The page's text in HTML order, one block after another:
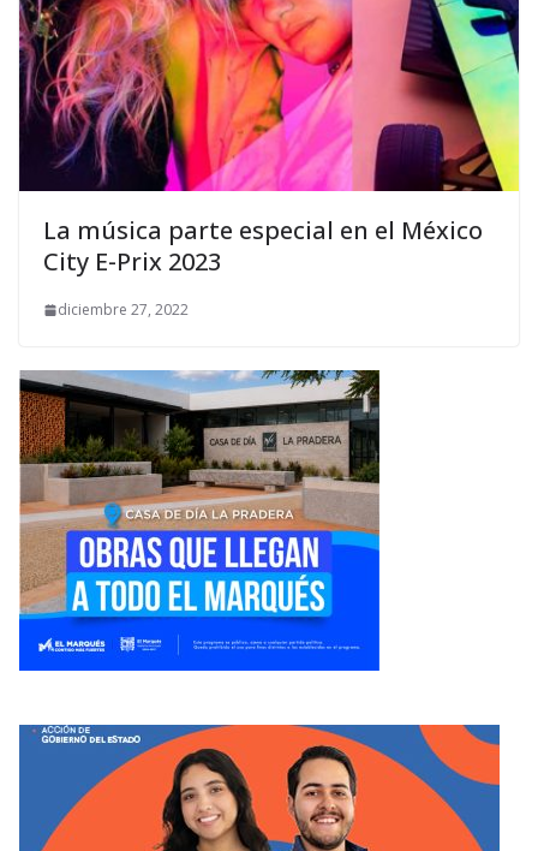
La música parte especial en el México
City E-Prix 2023
diciembre 27, 2022